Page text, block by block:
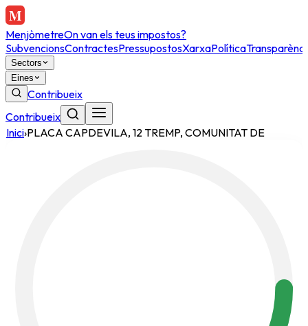
MenjòmetreOn van els teus impostos?
SubvencionsContractesPressupostosXarxaPolítica
Sectors
Eines
Contribueix
Contribueix
Inici›PLACA CAPDEVILA, 12 TREMP, COMUNITAT DE